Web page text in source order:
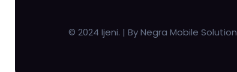
© 2024 Ijeni. | By Negra Mobile Solution